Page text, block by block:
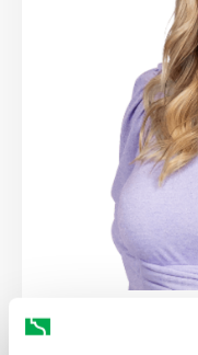
Jennifer Nobel